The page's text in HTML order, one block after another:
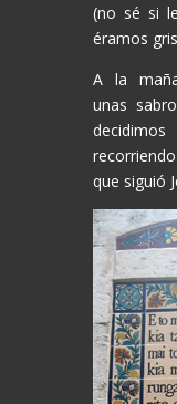
(no sé si
éramos
A la
unas
que siguió